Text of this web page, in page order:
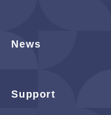
News
Support